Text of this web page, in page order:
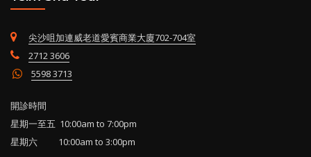
尖沙咀加連威老道愛賓商業大廈702-704室
2712 3606
5598 3713
開診時間
星期一至五 10:00am to 7:00pm
星期六 10:00am to 3:00pm